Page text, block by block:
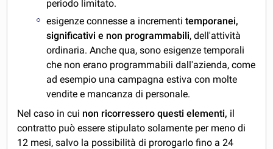
periodo limitato.
esigenze connesse a incrementitemporanei,
significativi e non programmabili, dell'attività
ordinaria. Anche qua, sono esigenze temporali
che non erano programmabili dall'azienda, come
ad esempio una campagna estiva con molte
vendite e mancanza di personale.
Nel caso in cui non ricorressero questi elementi, il
contratto può essere stipulato solamente per meno di
12 mesi, salvo la possibilità di prorogarlo fino a 24